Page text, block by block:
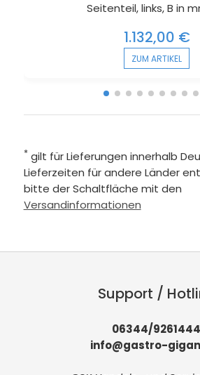
Seitenteil, links, B in
1.132,00 €
ZUM ARTIKEL
* gilt für Lieferungen innerhalb
Lieferzeiten für andere Länder
bitte der Schaltfläche mit den
Versandinformationen
Support /
06344/9261444
info@gastro-